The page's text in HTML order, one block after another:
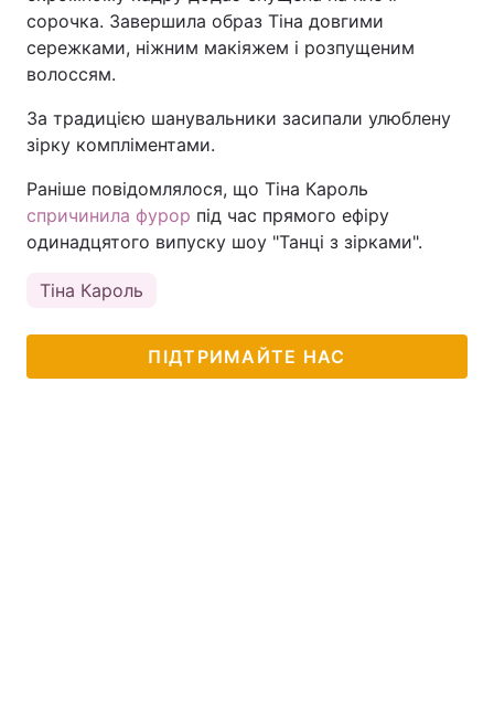
сорочка. Завершила образ Тіна довгими
сережками, ніжним макіяжем і розпущеним
волоссям.
За традицією шанувальники засипали улюблену
зірку компліментами.
Раніше повідомлялося, що Тіна Кароль
спричинила фурор під час прямого ефіру
одинадцятого випуску шоу "Танці з зірками".
Тіна Кароль
ПІДТРИМАЙТЕ НАС